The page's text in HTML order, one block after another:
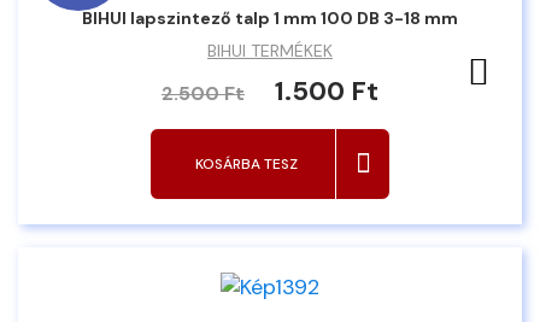
BIHUI lapszintező talp 1 mm 100 DB 3-18 mm
BIHUI TERMÉKEK
2.500 Ft 1.500 Ft
KOSÁRBA TESZ